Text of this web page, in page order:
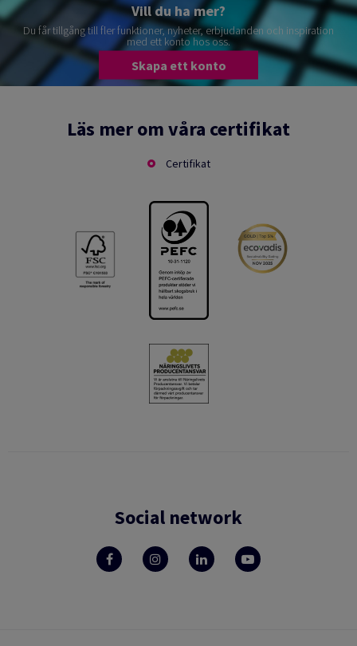
Vill du ha mer?
Du får tillgång till fler funktioner, nyheter, erbjudanden och inspiration
med ett konto hos oss.
Skapa ett konto
Läs mer om våra certifikat
Certifikat
Social network